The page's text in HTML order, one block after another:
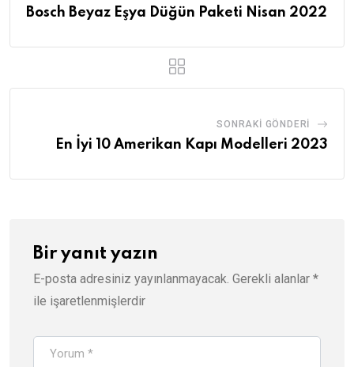
Bosch Beyaz Eşya Düğün Paketi Nisan 2022
SONRAKI GÖNDERI
En İyi 10 Amerikan Kapı Modelleri 2023
Bir yanıt yazın
E-posta adresiniz yayınlanmayacak. Gerekli alanlar *
ile işaretlenmişlerdir